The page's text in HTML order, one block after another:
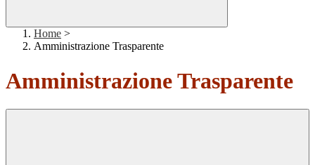
Home >
Amministrazione Trasparente
Amministrazione Trasparente